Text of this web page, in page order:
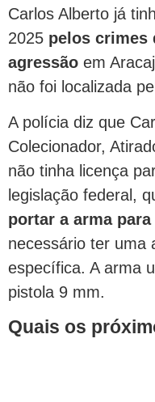
Carlos Alberto já
2025 pelos crimes
agressão em
não foi localizada
A polícia diz que
Colecionador,
não tinha licença
legislação federal,
portar a arma para
necessário ter uma
específica. A arma
pistola 9 mm.
Quais os